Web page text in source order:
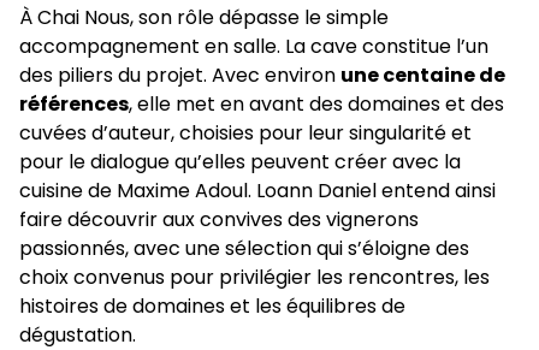
À Chai Nous, son rôle dépasse le simple
accompagnement en salle. La cave constitue l’un
des piliers du projet. Avec environ une centaine de
références, elle met en avant des domaines et des
cuvées d’auteur, choisies pour leur singularité et
pour le dialogue qu’elles peuvent créer avec la
cuisine de Maxime Adoul. Loann Daniel entend ainsi
faire découvrir aux convives des vignerons
passionnés, avec une sélection qui s’éloigne des
choix convenus pour privilégier les rencontres, les
histoires de domaines et les équilibres de
dégustation.